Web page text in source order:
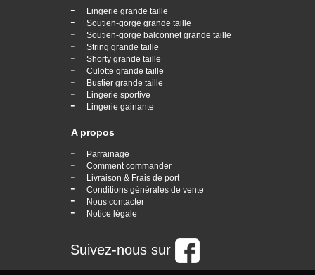
- Lingerie grande taille
- Soutien-gorge grande taille
- Soutien-gorge balconnet grande taille
- String grande taille
- Shorty grande taille
- Culotte grande taille
- Bustier grande taille
- Lingerie sportive
- Lingerie gainante
A propos
- Parrainage
- Comment commander
- Livraison & Frais de port
- Conditions générales de vente
- Nous contacter
- Notice légale
Suivez-nous sur